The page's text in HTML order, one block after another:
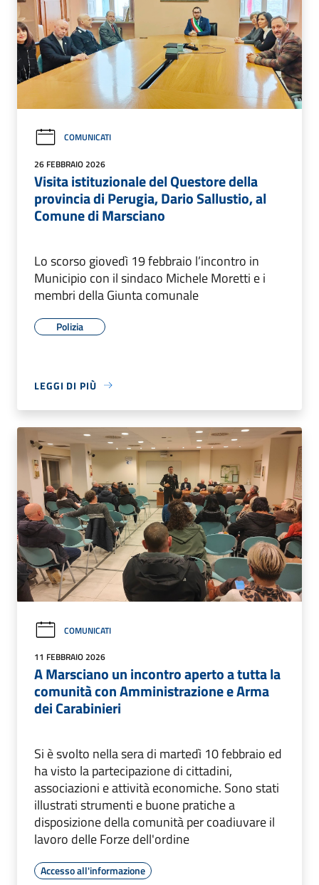
COMUNICATI
26 FEBBRAIO 2026
Visita istituzionale del Questore della
provincia di Perugia, Dario Sallustio, al
Comune di Marsciano
Lo scorso giovedì 19 febbraio l’incontro in
Municipio con il sindaco Michele Moretti e i
membri della Giunta comunale
Polizia
LEGGI DI PIÙ
COMUNICATI
11 FEBBRAIO 2026
A Marsciano un incontro aperto a tutta la
comunità con Amministrazione e Arma
dei Carabinieri
Si è svolto nella sera di martedì 10 febbraio ed
ha visto la partecipazione di cittadini,
associazioni e attività economiche. Sono stati
illustrati strumenti e buone pratiche a
disposizione della comunità per coadiuvare il
lavoro delle Forze dell'ordine
Accesso all'informazione